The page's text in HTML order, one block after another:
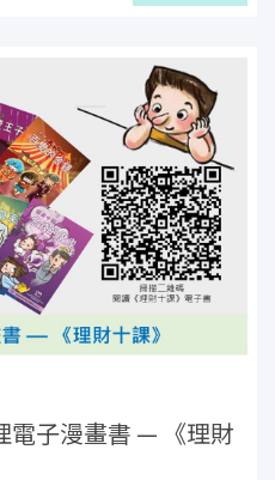
電子漫畫書 — 《理財